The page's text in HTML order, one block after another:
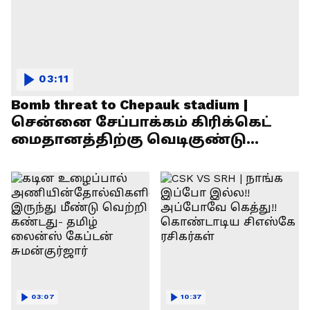
Bomb threat to Chepauk stadium |
சென்னை சேப்பாக்கம் கிரிக்கெட்
மைதானத்திற்கு வெடிகுண்டு
03:11
03:07 10:37